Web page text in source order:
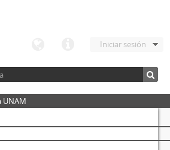
Iniciar sesión
UNAM